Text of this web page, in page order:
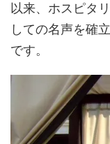
以来、ホスピタ
しての名声を確
です。